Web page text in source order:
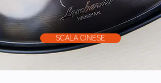
SCALA CINESE